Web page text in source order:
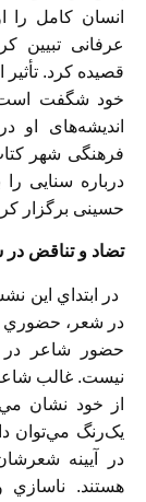
انسان کامل
عرفانی تبيين
قصيده کرد. تأثير
خود شگفت ‌است
انديشه‌های
فرهنگی شهر
درباره سنايی
حسينی برگزار
تضاد و تناقض در
در ابتداي اين
در شعر، حضوري
حضور شاعر
نيست. غالب
از خود نشان
يک‌رنگ مي‌توان
در آيينه
هستند. ناسازي